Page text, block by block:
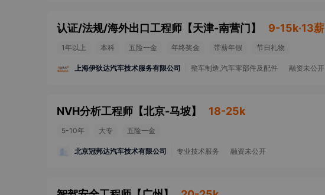
认证/法规/海外出口工程师 【天津-南营门 】 9-15k·13薪
1年以上 本科 五险一金 年终奖金 带薪年假 节日礼物
上海伊狄达汽车技术服务有限公司 整车制造,汽车零部件及配件 融资未公开
NVH分析工程师 【北京-马坡】 18-25k
5-10年 大专 五险一金
北京冠邦达汽车技术有限公司 专业技术服务 融资未公开